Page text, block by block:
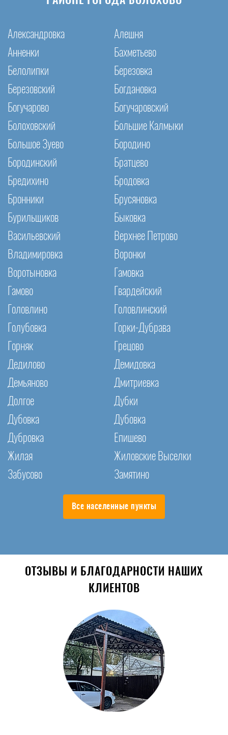
Александровка
Алешня
Анненки
Бахметьево
Белолипки
Березовка
Березовский
Богдановка
Богучарово
Богучаровский
Болоховский
Большие Калмыки
Большое Зуево
Бородино
Бородинский
Братцево
Бредихино
Бродовка
Бронники
Брусяновка
Бурильщиков
Быковка
Васильевский
Верхнее Петрово
Владимировка
Воронки
Воротыновка
Гамовка
Гамово
Гвардейский
Головлино
Головлинский
Голубовка
Горки-Дубрава
Горняк
Грецово
Дедилово
Демидовка
Демьяново
Дмитриевка
Долгое
Дубки
Дубовка
Дубовка
Дубровка
Епишево
Жилая
Жиловские Выселки
Забусово
Замятино
Все населенные пункты
ОТЗЫВЫ И БЛАГОДАРНОСТИ НАШИХ
КЛИЕНТОВ